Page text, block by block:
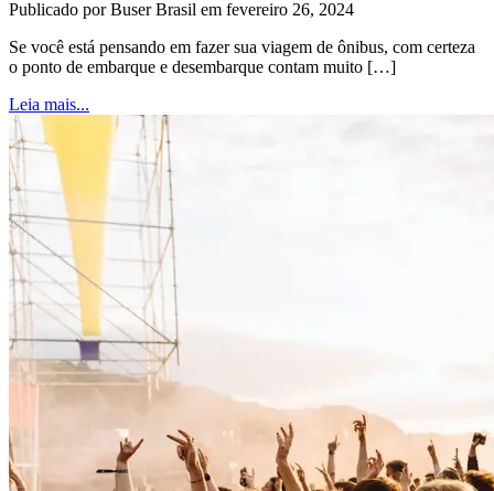
Publicado por Buser Brasil em fevereiro 26, 2024
Se você está pensando em fazer sua viagem de ônibus, com certeza
o ponto de embarque e desembarque contam muito […]
Leia mais...